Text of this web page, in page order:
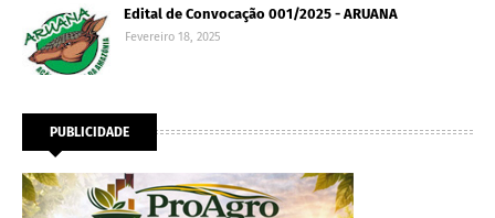
Edital de Convocação 001/2025 - ARUANA
Fevereiro 18, 2025
PUBLICIDADE